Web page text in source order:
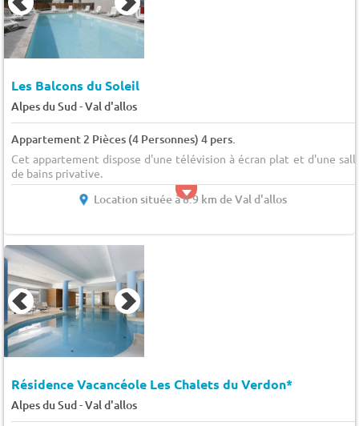
Les Balcons du Soleil
Alpes du Sud-Val d'allos
Appartement 2 Pièces (4 Personnes) 4 pers.
Cet appartement dispose d'une télévision à écran plat et d'une
de bains privative.
Location située à 8.9 km de Val d'allos
Résidence Vacancéole Les Chalets du Verdon*
Alpes du Sud-Val d'allos